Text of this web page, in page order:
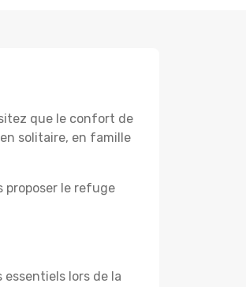
que le confort de
solitaire, en famille
proposer le refuge
lors de la